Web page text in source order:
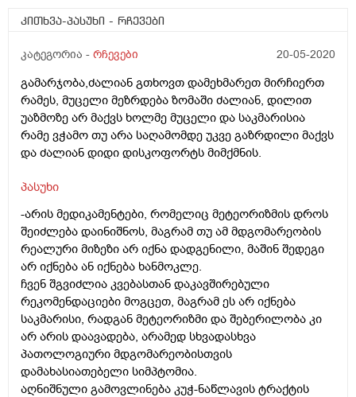
კითხვა-პასუხი - რჩევები
კატეგორია - რჩევები 20-05-2020
გამარჯობა,ძალიან გთხოვთ დამეხმარეთ მირჩიერთ
რამეს, მუცელი მეზრდება ზომაში ძალიან, დილით
უაზმოზე არ მაქვს ხოლმე მუცელი და საკმარისია
რამე ვჭამო თუ არა საღამომდე უკვე გაზრდილი მაქვს
და ძალიან დიდი დისკოფორტს მიმქმნის.
პასუხი
-არის მედიკამენტები, რომელიც მეტეორიზმის დროს
შეიძლება დაინიშნოს, მაგრამ თუ ამ მდგომარეობის
რეალური მიზეზი არ იქნა დადგენილი, მაშინ შედეგი
არ იქნება ან იქნება ხანმოკლე.
ჩვენ შგვიძლია კვებასთან დაკავშირებული
რეკომენდაციები მოგცეთ, მაგრამ ეს არ იქნება
საკმარისი, რადგან მეტეორიზმი და შებერილობა კი
არ არის დაავადება, არამედ სხვადასხვა
პათოლოგიური მდგომარეობისთვის
დამახასიათებელი სიმპტომია.
აღნიშნული გამოვლინება კუჭ-ნაწლავის ტრაქტის